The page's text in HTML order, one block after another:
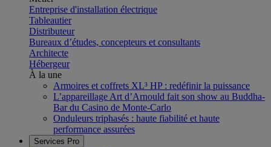
Entreprise d'installation électrique
Tableautier
Distributeur
Bureaux d’études, concepteurs et consultants
Architecte
Hébergeur
À la une
Armoires et coffrets XL³ HP : redéfinir la puissance
L’appareillage Art d’Arnould fait son show au Buddha-
Bar du Casino de Monte-Carlo
Onduleurs triphasés : haute fiabilité et haute
performance assurées
Services Pro